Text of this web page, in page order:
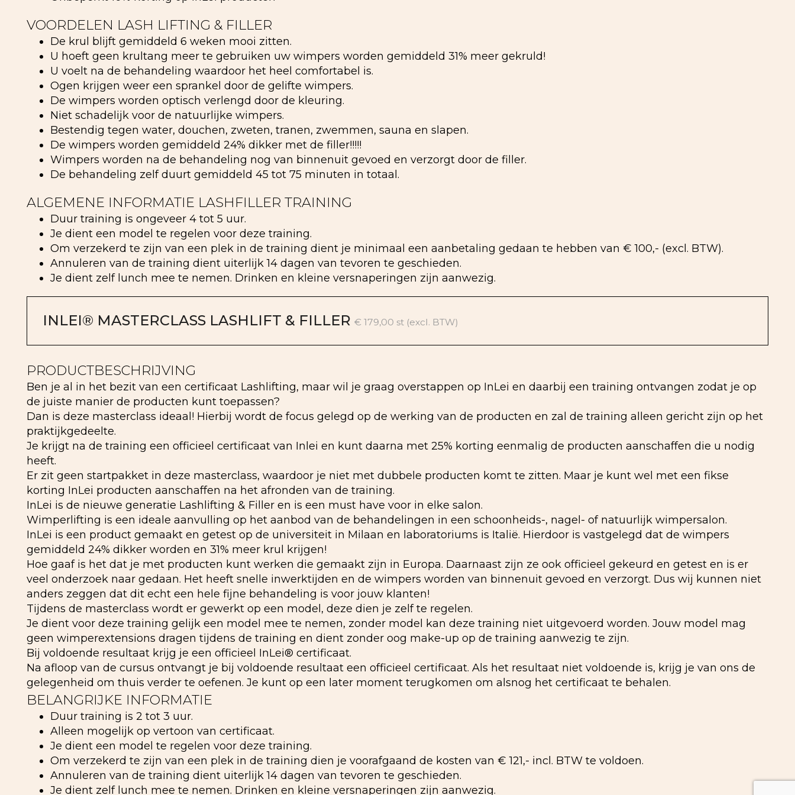
VOORDELEN LASH LIFTING & FILLER
De krul blijft gemiddeld 6 weken mooi zitten.
U hoeft geen krultang meer te gebruiken uw wimpers worden gemiddeld 31% meer gekruld!
U voelt na de behandeling waardoor het heel comfortabel is.
Ogen krijgen weer een sprankel door de gelifte wimpers.
De wimpers worden optisch verlengd door de kleuring.
Niet schadelijk voor de natuurlijke wimpers.
Bestendig tegen water, douchen, zweten, tranen, zwemmen, sauna en slapen.
De wimpers worden gemiddeld 24% dikker met de filler!!!!!
Wimpers worden na de behandeling nog van binnenuit gevoed en verzorgt door de filler.
De behandeling zelf duurt gemiddeld 45 tot 75 minuten in totaal.
ALGEMENE INFORMATIE LASHFILLER TRAINING
Duur training is ongeveer 4 tot 5 uur.
Je dient een model te regelen voor deze training.
Om verzekerd te zijn van een plek in de training dient je minimaal een aanbetaling gedaan te hebben van € 100,- (excl. BTW).
Annuleren van de training dient uiterlijk 14 dagen van tevoren te geschieden.
Je dient zelf lunch mee te nemen. Drinken en kleine versnaperingen zijn aanwezig.
INLEI® MASTERCLASS LASHLIFT & FILLER€ 179,00 st (excl. BTW)
PRODUCTBESCHRIJVING
Ben je al in het bezit van een certificaat Lashlifting, maar wil je graag overstappen op InLei en daarbij een training ontvangen zodat je op
de juiste manier de producten kunt toepassen?
Dan is deze masterclass ideaal! Hierbij wordt de focus gelegd op de werking van de producten en zal de training alleen gericht zijn op het
praktijkgedeelte.
Je krijgt na de training een officieel certificaat van Inlei en kunt daarna met 25% korting eenmalig de producten aanschaffen die u nodig
heeft.
Er zit geen startpakket in deze masterclass, waardoor je niet met dubbele producten komt te zitten. Maar je kunt wel met een fikse
korting InLei producten aanschaffen na het afronden van de training.
InLei is de nieuwe generatie Lashlifting & Filler en is een must have voor in elke salon.
Wimperlifting is een ideale aanvulling op het aanbod van de behandelingen in een schoonheids-, nagel- of natuurlijk wimpersalon.
InLei is een product gemaakt en getest op de universiteit in Milaan en laboratoriums is Italië. Hierdoor is vastgelegd dat de wimpers
gemiddeld 24% dikker worden en 31% meer krul krijgen!
Hoe gaaf is het dat je met producten kunt werken die gemaakt zijn in Europa. Daarnaast zijn ze ook officieel gekeurd en getest en is er
veel onderzoek naar gedaan. Het heeft snelle inwerktijden en de wimpers worden van binnenuit gevoed en verzorgt. Dus wij kunnen niet
anders zeggen dat dit echt een hele fijne behandeling is voor jouw klanten!
Tijdens de masterclass wordt er gewerkt op een model, deze dien je zelf te regelen.
Je dient voor deze training gelijk een model mee te nemen, zonder model kan deze training niet uitgevoerd worden. Jouw model mag
geen wimperextensions dragen tijdens de training en dient zonder oog make-up op de training aanwezig te zijn.
Bij voldoende resultaat krijg je een officieel InLei®️ certificaat.
Na afloop van de cursus ontvangt je bij voldoende resultaat een officieel certificaat. Als het resultaat niet voldoende is, krijg je van ons de
gelegenheid om thuis verder te oefenen. Je kunt op een later moment terugkomen om alsnog het certificaat te behalen.
BELANGRIJKE INFORMATIE
Duur training is 2 tot 3 uur.
Alleen mogelijk op vertoon van certificaat.
Je dient een model te regelen voor deze training.
Om verzekerd te zijn van een plek in de training dien je voorafgaand de kosten van € 121,- incl. BTW te voldoen.
Annuleren van de training dient uiterlijk 14 dagen van tevoren te geschieden.
Je dient zelf lunch mee te nemen. Drinken en kleine versnaperingen zijn aanwezig.